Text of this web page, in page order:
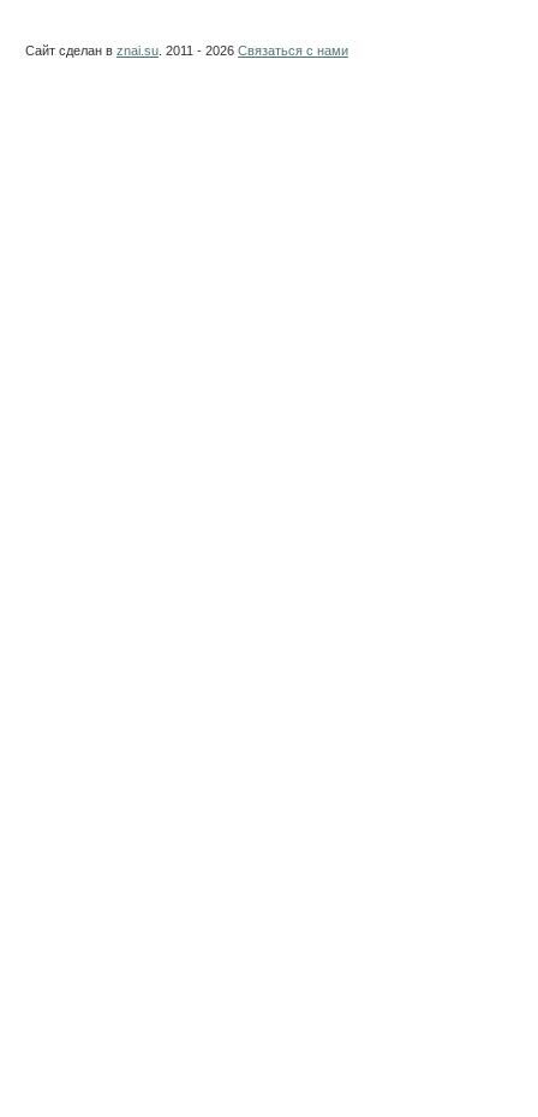
Сайт сделан в znai.su . 2011 - 2026 Связаться с нами